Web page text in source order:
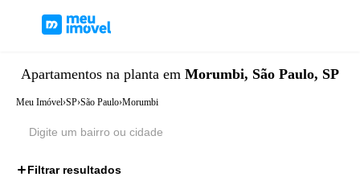
Apartamentos na planta em Morumbi, São Paulo, SP
Meu Imóvel›SP›São Paulo›Morumbi
Filtrar resultados